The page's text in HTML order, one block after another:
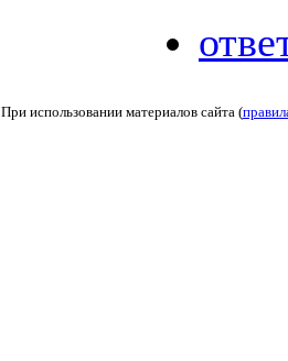
При использовании материалов сайта (